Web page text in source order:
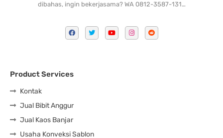
dibahas, ingin bekerjasama? WA 0812-3587-131…
Product Services
Kontak
Jual Bibit Anggur
Jual Kaos Banjar
Usaha Konveksi Sablon